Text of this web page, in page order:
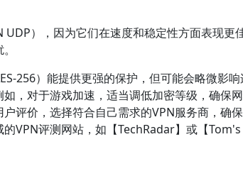
），因为它们在速度和稳定性方面表现更佳
256）能提供更强的保护，但可能会略微影响
，对于游戏加速，适当调低加密等级，确保
评价，选择符合自己需求的VPN服务商，确
VPN评测网站，如【TechRadar】或【Tom's